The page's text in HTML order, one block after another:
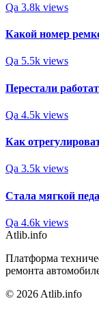
Qa 3.8k views
Какой номер
Qa 5.5k views
Перестали
Qa 4.5k views
Как
Qa 3.5k views
Стала мягкой
Qa 4.6k views
Atlib.info
Платформа
ремонта
© 2026 Atlib.info